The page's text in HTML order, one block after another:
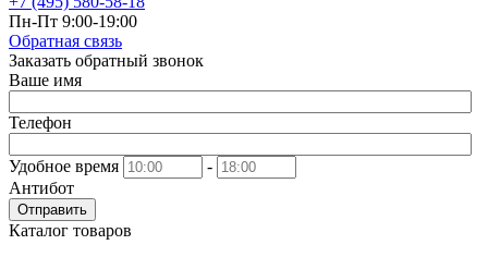
Пн-Пт 9:00-19:00
Обратная связь
Заказать обратный звонок
Ваше имя
Телефон
Удобное время
-
Антибот
Отправить
Каталог товаров